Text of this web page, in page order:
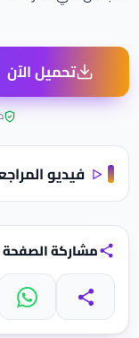
تحميل الآن
فيديو
مشاركة الصفحة
مشاركة